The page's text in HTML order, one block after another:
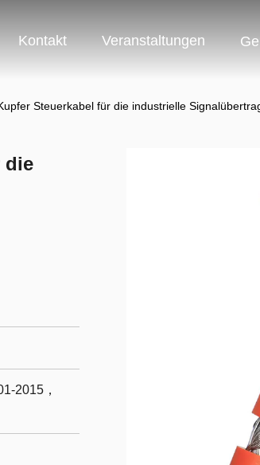
Kontakt Veranstaltungen
Steuerkabel für die industrielle
die
2015，